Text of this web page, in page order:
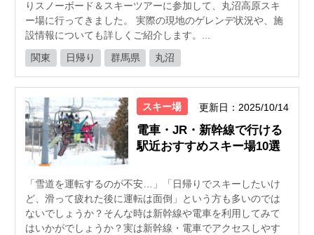
りスノーボード＆スキーツアーに参加して、丸沼高原スキ
ー場に行ってきました。 実際の現地のゲレンデ状況や、施
設情報についても詳しくご紹介します。...
関東 日帰り 群馬県 丸沼
スキー場 更新日：2025/10/14
電車・JR・新幹線で行ける
駅近おすすめスキー場10選
「雪道を運転するのが不安…」「日帰りでスキーしたいけ
ど、滑って疲れた後に運転は面倒」という方も多いのでは
ないでしょうか？そんな時は新幹線や電車を利用してみて
はいかがでしょうか？実は新幹線・電車でアクセスしやす